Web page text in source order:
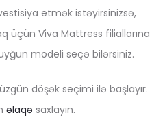
etmək istəyirsinizsə,
üçün Viva Mattress filiallarına
modeli seçə bilərsiniz.
döşək seçimi ilə başlayır.
əlaqə saxlayın.